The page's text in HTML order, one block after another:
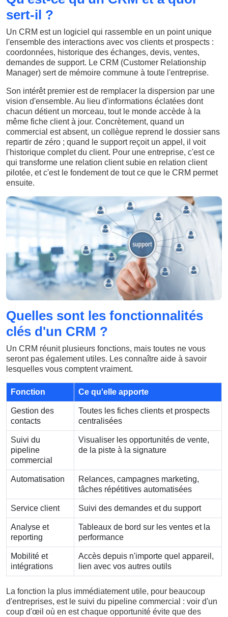
sert-il ?
Un CRM est un logiciel qui rassemble en un point unique
l'ensemble des interactions avec vos clients et prospects :
coordonnées, historique des échanges, devis, ventes,
demandes de support. Le CRM (Customer Relationship
Manager) sert de mémoire commune à toute l'entreprise.
Son intérêt premier est de remplacer la dispersion par une
vision d'ensemble. Au lieu d'informations éclatées dont
chacun détient un morceau, tout le monde accède à la
même fiche client à jour. Concrètement, quand un
commercial est absent, un collègue reprend le dossier sans
repartir de zéro ; quand le support reçoit un appel, il voit
l'historique complet du client. Pour une entreprise, c'est ce
qui transforme une relation client subie en relation client
pilotée, et c'est le fondement de tout ce que le CRM permet
ensuite.
Quelles sont les fonctionnalités
clés d'un CRM ?
Un CRM réunit plusieurs fonctions, mais toutes ne vous
seront pas également utiles. Les connaître aide à savoir
lesquelles vous comptent vraiment.
Fonction Ce qu'elle apporte
Gestion des
contacts
Toutes les fiches clients et prospects
centralisées
Suivi du
pipeline
commercial
Visualiser les opportunités de vente,
de la piste à la signature
Automatisation
Relances, campagnes marketing,
tâches répétitives automatisées
Service client Suivi des demandes et du support
Analyse et
reporting
Tableaux de bord sur les ventes et la
performance
Mobilité et
intégrations
Accès depuis n'importe quel appareil,
lien avec vos autres outils
La fonction la plus immédiatement utile, pour beaucoup
d'entreprises, est le suivi du pipeline commercial : voir d'un
coup d'œil où en est chaque opportunité évite que des